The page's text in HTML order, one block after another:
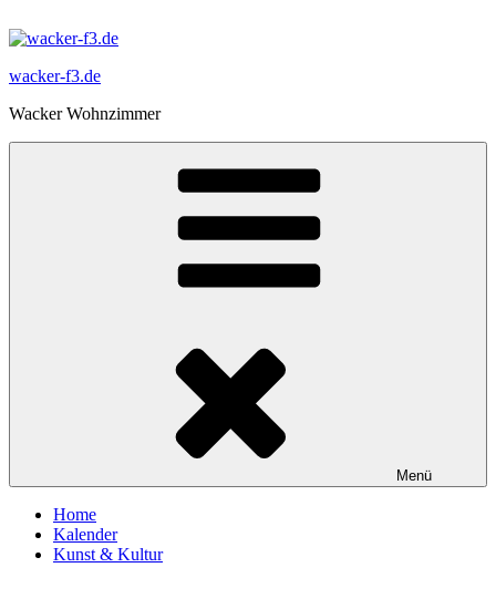
Inhalt
wacker-f3.de
Wacker Wohnzimmer
Menü
Home
Kalender
Kunst & Kultur